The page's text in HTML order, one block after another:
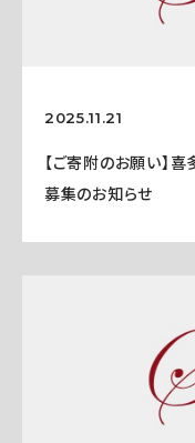
2025.11.21
【ご寄附のお願い】
募集のお知らせ